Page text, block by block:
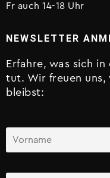
NEWSLETTER
Erfahre, was sich
tut. Wir freuen uns,
bleibst:
Fr auch 14-18 Uhr